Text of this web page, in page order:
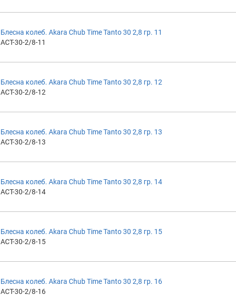
Блесна колеб. Akara Chub Time Tanto 30 2,8 гр. 11
ACT-30-2/8-11
Блесна колеб. Akara Chub Time Tanto 30 2,8 гр. 12
ACT-30-2/8-12
Блесна колеб. Akara Chub Time Tanto 30 2,8 гр. 13
ACT-30-2/8-13
Блесна колеб. Akara Chub Time Tanto 30 2,8 гр. 14
ACT-30-2/8-14
Блесна колеб. Akara Chub Time Tanto 30 2,8 гр. 15
ACT-30-2/8-15
Блесна колеб. Akara Chub Time Tanto 30 2,8 гр. 16
ACT-30-2/8-16